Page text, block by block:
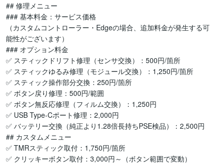
## 修理メニュー
### 基本料金：サービス価格
（カスタムコントローラー・Edgeの場合、追加料金が発生する可
能性がございます）
### オプション料金
✅ スティックドリフト修理（センサ交換）：500円/箇所
✅ スティックゆるみ修理（モジュール交換）：1,250円/箇所
✅ スティック操作部分交換：250円/箇所
✅ ボタン戻り修理：500円/範囲
✅ ボタン無反応修理（フィルム交換）：1,250円
✅ USB Type-Cポート修理：2,000円
✅ バッテリー交換（純正より1.28倍長持ちPSE検品）：2,500円
## カスタムメニュー
✅ TMRスティック取付：1,750円/箇所
✅ クリッキーボタン取付：3,000円～（ボタン範囲で変動）